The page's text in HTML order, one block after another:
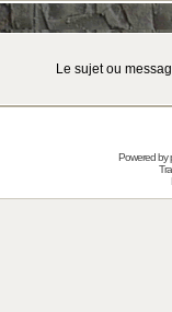
Le sujet ou
Powered by